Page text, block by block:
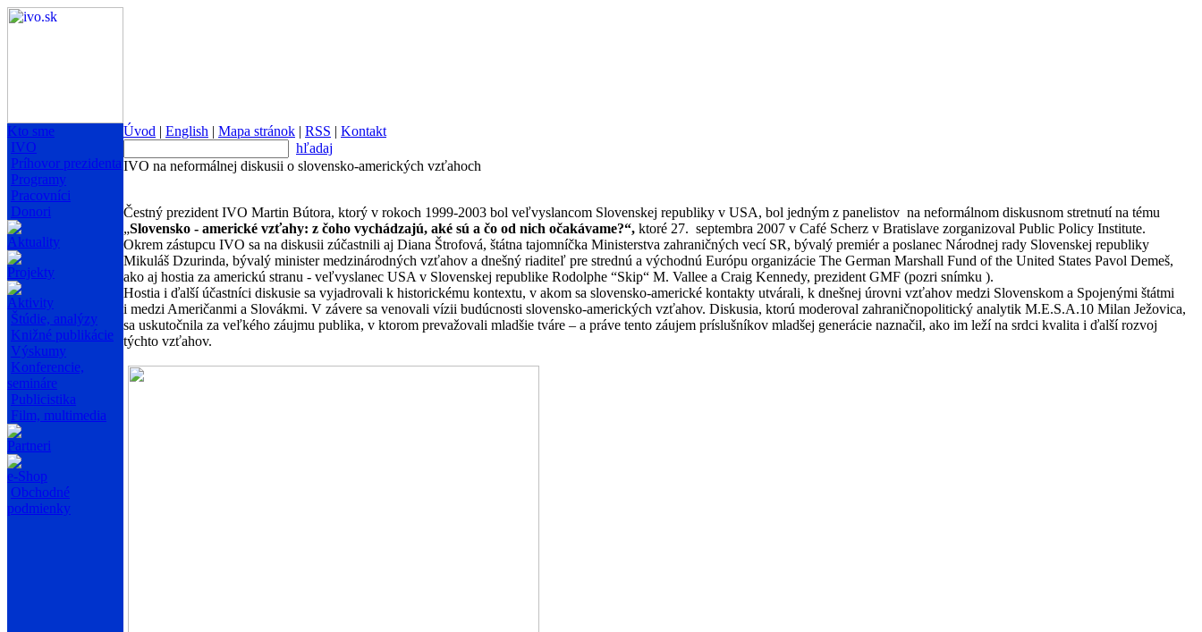
Kto sme
IVO
Príhovor prezidenta
Programy
Pracovníci
Donori
Aktuality
Projekty
Aktivity
Štúdie, analýzy
Knižné publikácie
Výskumy
Konferencie,
semináre
Publicistika
Film, multimedia
Partneri
e-Shop
Obchodné
podmienky
Úvod | English | Mapa stránok | RSS | Kontakt
hľadaj
IVO na neformálnej diskusii o slovensko-amerických vzťahoch
Čestný prezident IVO Martin Bútora, ktorý v rokoch 1999-2003 bol veľvyslancom Slovenskej republiky v USA, bol jedným z panelistov na neformálnom diskusnom stretnutí na tému
„Slovensko - americké vzťahy: z čoho vychádzajú, aké sú a čo od nich očakávame?“, ktoré 27. septembra 2007 v Café Scherz v Bratislave zorganizoval Public Policy Institute.
Okrem zástupcu IVO sa na diskusii zúčastnili aj Diana Štrofová, štátna tajomníčka Ministerstva zahraničných vecí SR, bývalý premiér a poslanec Národnej rady Slovenskej republiky
Mikuláš Dzurinda, bývalý minister medzinárodných vzťahov a dnešný riaditeľ pre strednú a východnú Európu organizácie The German Marshall Fund of the United States Pavol Demeš,
ako aj hostia za americkú stranu - veľvyslanec USA v Slovenskej republike Rodolphe “Skip“ M. Vallee a Craig Kennedy, prezident GMF (pozri snímku ).
Hostia i ďalší účastníci diskusie sa vyjadrovali k historickému kontextu, v akom sa slovensko-americké kontakty utvárali, k dnešnej úrovni vzťahov medzi Slovenskom a Spojenými štátmi
i medzi Američanmi a Slovákmi. V závere sa venovali vízii budúcnosti slovensko-amerických vzťahov. Diskusia, ktorú moderoval zahraničnopolitický analytik M.E.S.A.10 Milan Ježovica,
sa uskutočnila za veľkého záujmu publika, v ktorom prevažovali mladšie tváre – a práve tento záujem príslušníkov mladšej generácie naznačil, ako im leží na srdci kvalita i ďalší rozvoj
týchto vzťahov.